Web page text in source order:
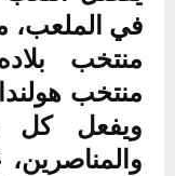
في الملعب،
منتخب
منتخب
ويفعل